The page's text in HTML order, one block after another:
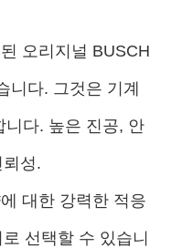
오리지널 BUSCH
니다. 그것은 기계
니다. 높은 진공, 안
성.
대한 강력한 적응
선택할 수 있습니